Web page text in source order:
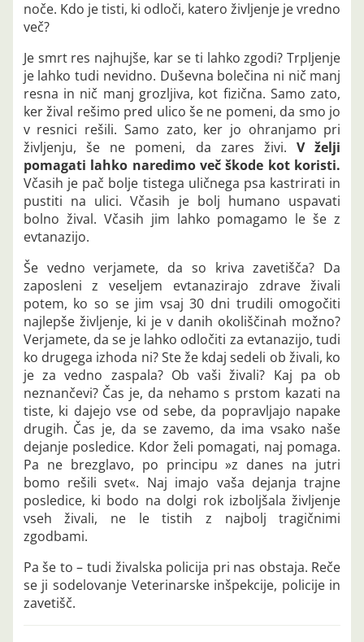
noče. Kdo je tisti, ki odloči, katero življenje je vredno
več?
Je smrt res najhujše, kar se ti lahko zgodi? Trpljenje
je lahko tudi nevidno. Duševna bolečina ni nič manj
resna in nič manj grozljiva, kot fizična. Samo zato,
ker žival rešimo pred ulico še ne pomeni, da smo jo
v resnici rešili. Samo zato, ker jo ohranjamo pri
življenju, še ne pomeni, da zares živi.V želji
pomagati lahko naredimo več škode kot koristi.
Včasih je pač bolje tistega uličnega psa kastrirati in
pustiti na ulici. Včasih je bolj humano uspavati
bolno žival. Včasih jim lahko pomagamo le še z
evtanazijo.
Še vedno verjamete, da so kriva zavetišča? Da
zaposleni z veseljem evtanazirajo zdrave živali
potem, ko so se jim vsaj 30 dni trudili omogočiti
najlepše življenje, ki je v danih okoliščinah možno?
Verjamete, da se je lahko odločiti za evtanazijo, tudi
ko drugega izhoda ni? Ste že kdaj sedeli ob živali, ko
je za vedno zaspala? Ob vaši živali? Kaj pa ob
neznančevi? Čas je, da nehamo s prstom kazati na
tiste, ki dajejo vse od sebe, da popravljajo napake
drugih. Čas je, da se zavemo, da ima vsako naše
dejanje posledice. Kdor želi pomagati, naj pomaga.
Pa ne brezglavo, po principu »z danes na jutri
bomo rešili svet«. Naj imajo vaša dejanja trajne
posledice, ki bodo na dolgi rok izboljšala življenje
vseh živali, ne le tistih z najbolj tragičnimi
zgodbami.
Pa še to – tudi živalska policija pri nas obstaja. Reče
se ji sodelovanje Veterinarske inšpekcije, policije in
zavetišč.